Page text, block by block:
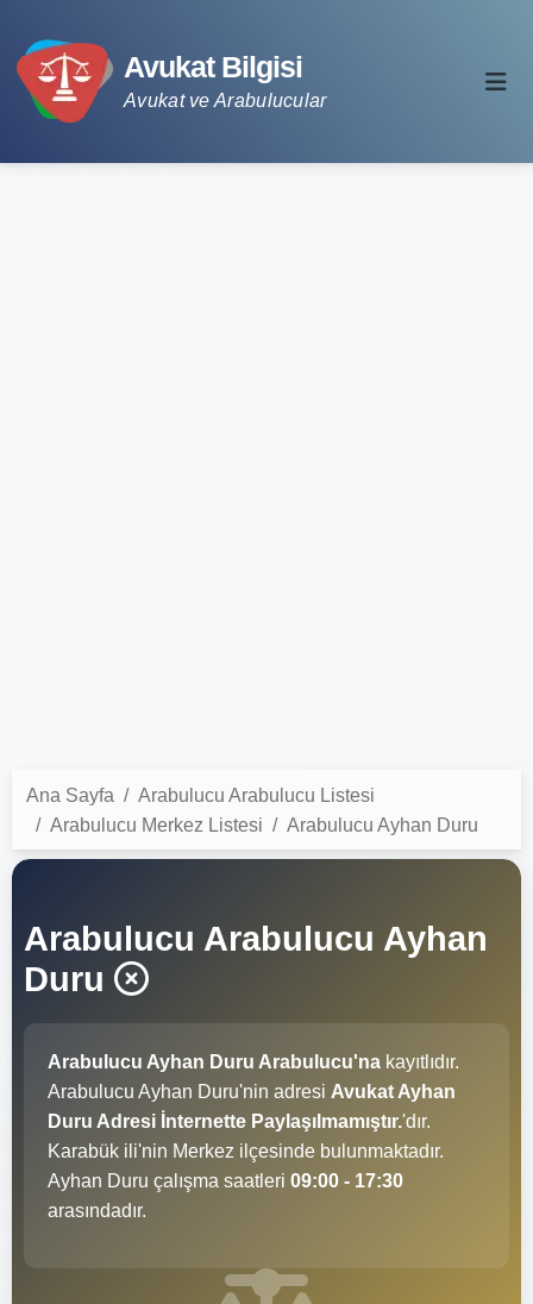
Avukat Bilgisi
Avukat ve Arabulucular
Ana Sayfa
Arabulucu Arabulucu Listesi
Arabulucu Merkez Listesi
Arabulucu Ayhan Duru
Arabulucu Arabulucu Ayhan
Duru
Arabulucu Ayhan Duru Arabulucu'na kayıtlıdır.
Arabulucu Ayhan Duru'nin adresi Avukat Ayhan
Duru Adresi İnternette Paylaşılmamıştır.'dır.
Karabük ili'nin Merkez ilçesinde bulunmaktadır.
Ayhan Duru çalışma saatleri 09:00 - 17:30
arasındadır.